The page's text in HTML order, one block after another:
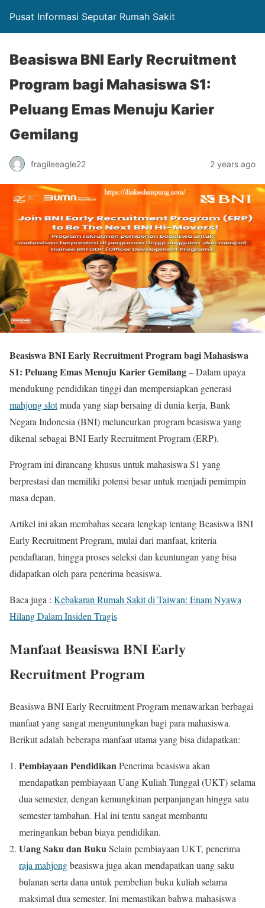
Pusat Informasi Seputar Rumah Sakit
Beasiswa BNI Early Recruitment
Program bagi Mahasiswa S1:
Peluang Emas Menuju Karier
Gemilang
fragileeagle22 2 years ago
Beasiswa BNI Early Recruitment Program bagi Mahasiswa
S1: Peluang Emas Menuju Karier Gemilang–Dalam upaya
mendukung pendidikan tinggi dan mempersiapkan generasi
mahjong slotmuda yang siap bersaing di dunia kerja, Bank
Negara Indonesia (BNI) meluncurkan program beasiswa yang
dikenal sebagai BNI Early Recruitment Program (ERP).
Program ini dirancang khusus untuk mahasiswa S1 yang
berprestasi dan memiliki potensi besar untuk menjadi pemimpin
masa depan.
Artikel ini akan membahas secara lengkap tentang Beasiswa BNI
Early Recruitment Program, mulai dari manfaat, kriteria
pendaftaran, hingga proses seleksi dan keuntungan yang bisa
didapatkan oleh para penerima beasiswa.
Baca juga : Kebakaran Rumah Sakit di Taiwan: Enam Nyawa
Hilang Dalam Insiden Tragis
Manfaat Beasiswa BNI Early
Recruitment Program
Beasiswa BNI Early Recruitment Program menawarkan berbagai
manfaat yang sangat menguntungkan bagi para mahasiswa.
Berikut adalah beberapa manfaat utama yang bisa didapatkan:
Pembiayaan PendidikanPenerima beasiswa akan
mendapatkan pembiayaan Uang Kuliah Tunggal (UKT) selama
dua semester, dengan kemungkinan perpanjangan hingga satu
semester tambahan. Hal ini tentu sangat membantu
meringankan beban biaya pendidikan.
Uang Saku dan BukuSelain pembiayaan UKT, penerima
raja mahjongbeasiswa juga akan mendapatkan uang saku
bulanan serta dana untuk pembelian buku kuliah selama
maksimal dua semester. Ini memastikan bahwa mahasiswa